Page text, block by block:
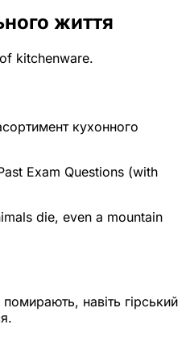
життя
kitchenware.
кухонного
Exam Questions (with
die, even a mountain
навіть гірський